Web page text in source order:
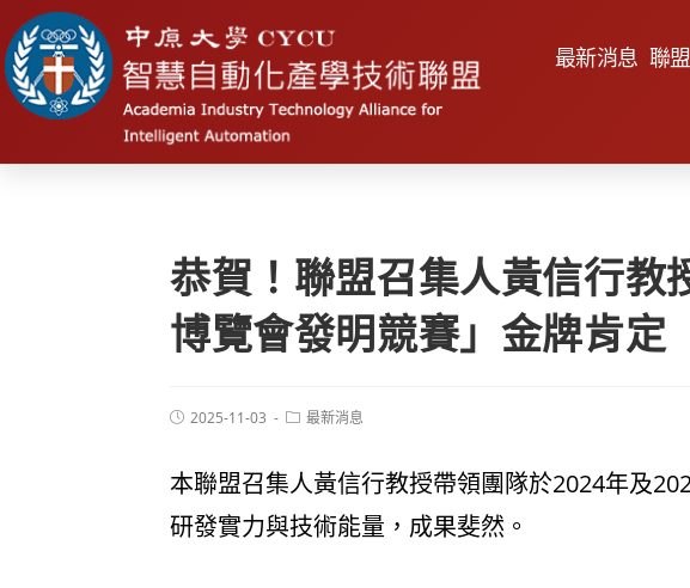
最新消息 聯
恭賀！聯盟召集人黃信行教
博覽會發明競賽」金牌肯定
2025-11-03 最新消息
本聯盟召集人黃信行教授帶領團隊於2024年及
研發實力與技術能量，成果斐然。